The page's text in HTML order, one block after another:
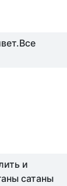
и
сатаны